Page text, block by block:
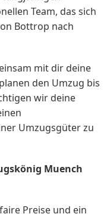
Team, das sich
Bottrop nach
mit dir deine
den Umzug bis
wir deine
Umzugsgüter zu
Muench
Preise und ein